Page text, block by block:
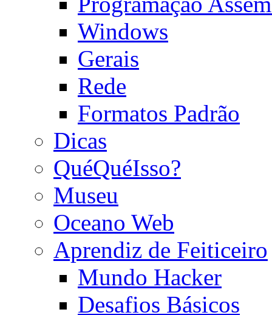
Windows
Gerais
Rede
Formatos Padrão
Dicas
QuéQuéIsso?
Museu
Oceano Web
Aprendiz de Feiticeiro
Mundo Hacker
Desafios Básicos